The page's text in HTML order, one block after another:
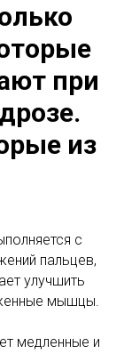
при
из
с
пальцев,
улучшить
мышцы.
медленные и